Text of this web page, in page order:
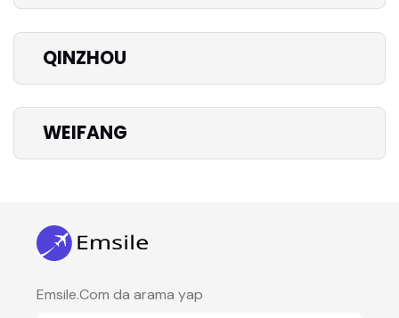
QINZHOU
WEIFANG
Emsile.Com da arama yap